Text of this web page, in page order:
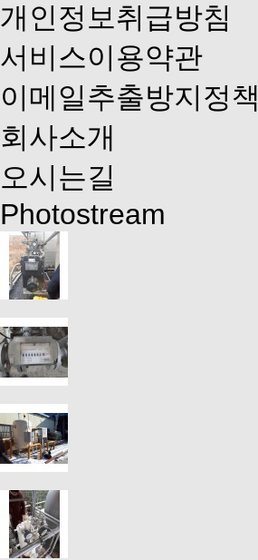
개인정보취급방침
서비스이용약관
이메일추출방지정책
회사소개
오시는길
Photostream